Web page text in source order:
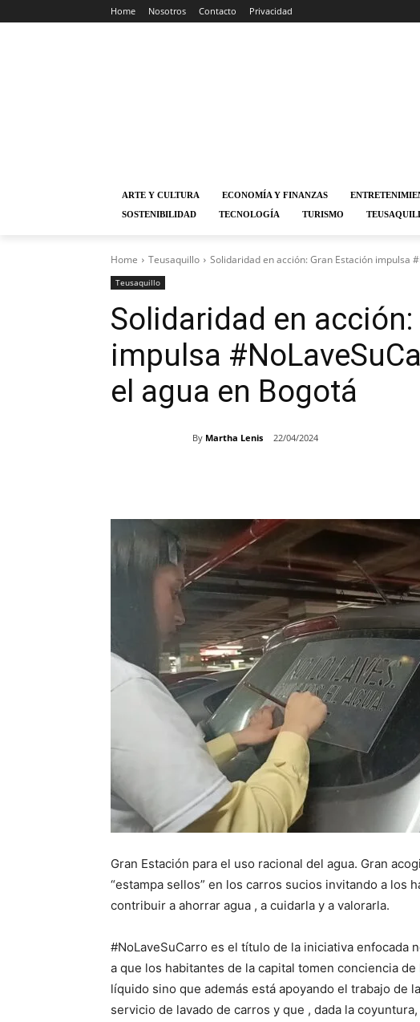
Home Nosotros Contacto Privacidad
ARTE Y CULTURA ECONOMÍA Y FINANZAS
SOSTENIBILIDAD
TECNOLOGÍA TURISMO
Home Teusaquillo Solidaridad en acción: Gran Estación impulsa
Teusaquillo
Solidaridad en
impulsa
el agua en Bogotá
By Martha Lenis 22/04/2024
Gran Estación para el uso racional del agua. Gran
“estampa sellos” en los carros sucios invitando a los
contribuir a ahorrar agua , a cuidarla y a valorarla.
#NoLaveSuCarro es el título de la iniciativa enfocada
a que los habitantes de la capital tomen conciencia
líquido sino que además está apoyando el trabajo de
servicio de lavado de carros y que , dada la